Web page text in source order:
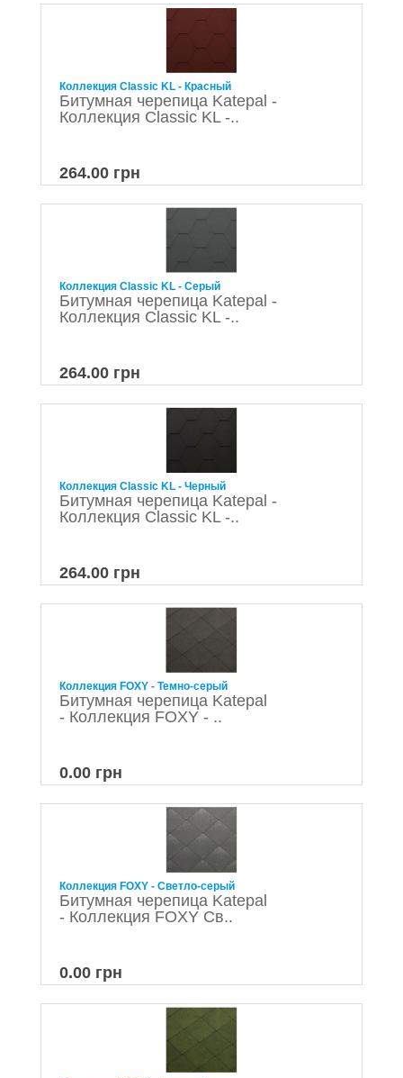
Коллекция Classic KL - Красный
Битумная черепица Katepal -
Коллекция Classic KL -..
264.00 грн
Коллекция Classic KL - Серый
Битумная черепица Katepal -
Коллекция Classic KL -..
264.00 грн
Коллекция Classic KL - Черный
Битумная черепица Katepal -
Коллекция Classic KL -..
264.00 грн
Коллекция FOXY - Темно-серый
Битумная черепица Katepal
- Коллекция FOXY - ..
0.00 грн
Коллекция FOXY - Светло-серый
Битумная черепица Katepal
- Коллекция FOXY Св..
0.00 грн